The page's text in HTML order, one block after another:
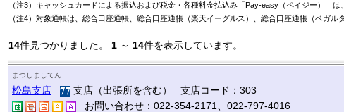
（注3）キャッシュカードによる振込および税金・各種料金払込み「Pay-easy（ペイジー）」は
（注4）対象通帳は、総合口座通帳、総合口座通帳（楽天イーグルス）、総合口座通帳（ベガル
14件見つかりました。 1～ 14件を表示しています。
まつしましてん
松島支店
支店（出張所を含む） 支店コード：303
お問い合わせ：022-354-2171、022-797-4016